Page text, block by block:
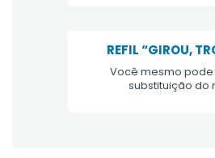
REFIL “GIROU,
Você mesmo pode
substituição do